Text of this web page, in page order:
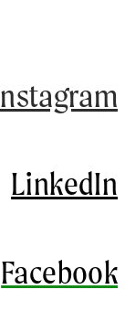
LinkedIn
Facebook